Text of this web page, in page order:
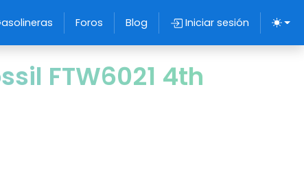
Foros Blog Iniciar sesión
FTW6021 4th